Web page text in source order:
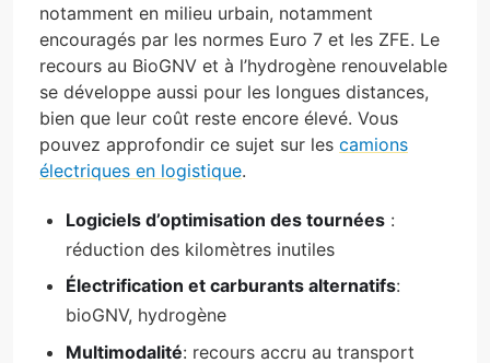
notamment en milieu urbain, notamment
encouragés par les normes Euro 7 et les ZFE. Le
recours au BioGNV et à l’hydrogène renouvelable
se développe aussi pour les longues distances,
bien que leur coût reste encore élevé. Vous
pouvez approfondir ce sujet sur les camions
électriques en logistique.
Logiciels d’optimisation des tournées :
réduction des kilomètres inutiles
Électrification et carburants alternatifs:
bioGNV, hydrogène
Multimodalité: recours accru au transport